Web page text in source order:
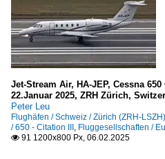
Jet-Stream Air, HA-JEP, Cessna
22.Januar 2025, ZRH Zürich,
Peter Leu
Flughäfen / Schweiz / Zürich (ZRH-LSZH)
/ 650 - Citation III, Fluggesellschaften /
 91 1200x800 Px, 06.02.2025